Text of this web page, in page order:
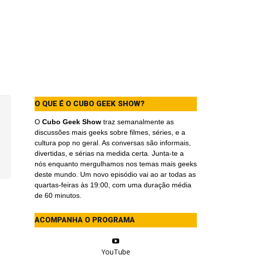
O QUE É O CUBO GEEK SHOW?
O Cubo Geek Show traz semanalmente as
discussões mais geeks sobre filmes, séries, e a
cultura pop no geral. As conversas são informais,
divertidas, e sérias na medida certa. Junta-te a
nós enquanto mergulhamos nos temas mais geeks
deste mundo. Um novo episódio vai ao ar todas as
quartas-feiras às 19:00, com uma duração média
de 60 minutos.
ACOMPANHA O PROGRAMA
YouTube